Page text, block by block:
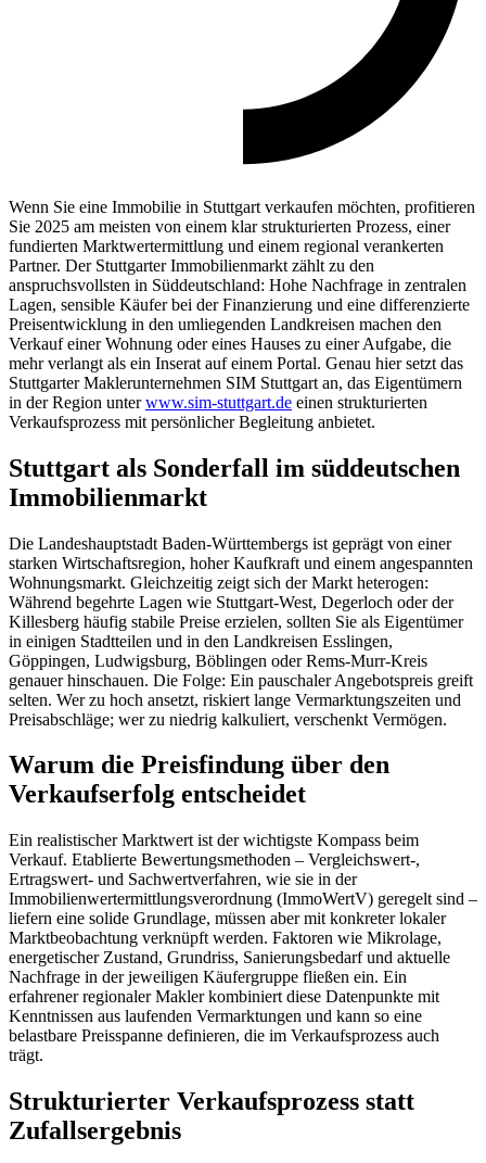
Wenn Sie eine Immobilie in Stuttgart verkaufen möchten, profitieren
Sie 2025 am meisten von einem klar strukturierten Prozess, einer
fundierten Marktwertermittlung und einem regional verankerten
Partner. Der Stuttgarter Immobilienmarkt zählt zu den
anspruchsvollsten in Süddeutschland: Hohe Nachfrage in zentralen
Lagen, sensible Käufer bei der Finanzierung und eine differenzierte
Preisentwicklung in den umliegenden Landkreisen machen den
Verkauf einer Wohnung oder eines Hauses zu einer Aufgabe, die
mehr verlangt als ein Inserat auf einem Portal. Genau hier setzt das
Stuttgarter Maklerunternehmen SIM Stuttgart an, das Eigentümern
in der Region unterwww.sim-stuttgart.de einen strukturierten
Verkaufsprozess mit persönlicher Begleitung anbietet.
Stuttgart als Sonderfall im süddeutschen
Immobilienmarkt
Die Landeshauptstadt Baden-Württembergs ist geprägt von einer
starken Wirtschaftsregion, hoher Kaufkraft und einem angespannten
Wohnungsmarkt. Gleichzeitig zeigt sich der Markt heterogen:
Während begehrte Lagen wie Stuttgart-West, Degerloch oder der
Killesberg häufig stabile Preise erzielen, sollten Sie als Eigentümer
in einigen Stadtteilen und in den Landkreisen Esslingen,
Göppingen, Ludwigsburg, Böblingen oder Rems-Murr-Kreis
genauer hinschauen. Die Folge: Ein pauschaler Angebotspreis greift
selten. Wer zu hoch ansetzt, riskiert lange Vermarktungszeiten und
Preisabschläge; wer zu niedrig kalkuliert, verschenkt Vermögen.
Warum die Preisfindung über den
Verkaufserfolg entscheidet
Ein realistischer Marktwert ist der wichtigste Kompass beim
Verkauf. Etablierte Bewertungsmethoden – Vergleichswert-,
Ertragswert- und Sachwertverfahren, wie sie in der
Immobilienwertermittlungsverordnung (ImmoWertV) geregelt sind –
liefern eine solide Grundlage, müssen aber mit konkreter lokaler
Marktbeobachtung verknüpft werden. Faktoren wie Mikrolage,
energetischer Zustand, Grundriss, Sanierungsbedarf und aktuelle
Nachfrage in der jeweiligen Käufergruppe fließen ein. Ein
erfahrener regionaler Makler kombiniert diese Datenpunkte mit
Kenntnissen aus laufenden Vermarktungen und kann so eine
belastbare Preisspanne definieren, die im Verkaufsprozess auch
trägt.
Strukturierter Verkaufsprozess statt
Zufallsergebnis